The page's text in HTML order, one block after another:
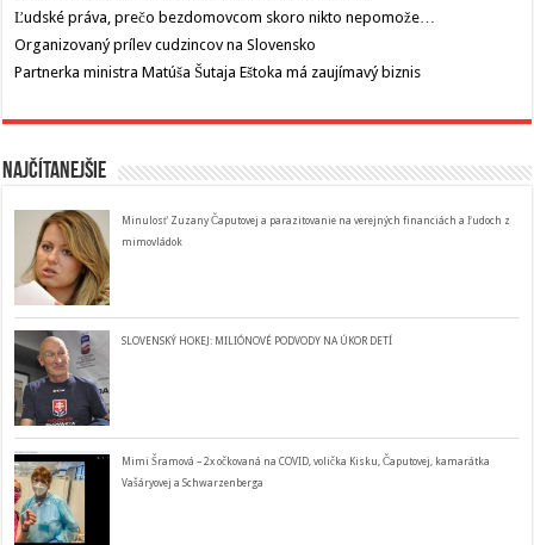
Ľudské práva, prečo bezdomovcom skoro nikto nepomože…
Organizovaný prílev cudzincov na Slovensko
Partnerka ministra Matúša Šutaja Eštoka má zaujímavý biznis
Najčítanejšie
Minulosť Zuzany Čaputovej a parazitovanie na verejných financiách a ľudoch z
mimovládok
SLOVENSKÝ HOKEJ: MILIÓNOVÉ PODVODY NA ÚKOR DETÍ
Mimi Šramová – 2x očkovaná na COVID, volička Kisku, Čaputovej, kamarátka
Vašáryovej a Schwarzenberga